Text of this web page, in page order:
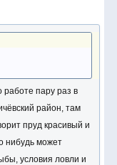
пару раз в
район, там
пруд красивый и
нибудь может
условия ловли и